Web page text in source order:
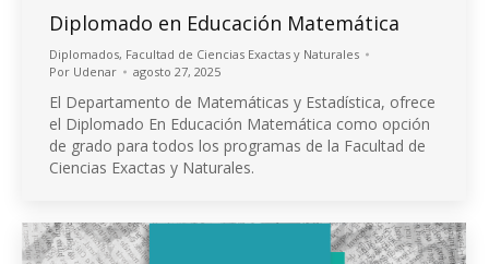
Diplomado en Educación Matemática
Diplomados, Facultad de Ciencias Exactas y Naturales
Por Udenar agosto 27, 2025
El Departamento de Matemáticas y Estadística, ofrece
el Diplomado En Educación Matemática como opción
de grado para todos los programas de la Facultad de
Ciencias Exactas y Naturales.